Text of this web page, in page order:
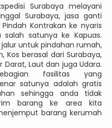
Surabaya melayani
Surabaya, jasa ganti
Kontrakan ke nyaris
satunya ke Kapuas.
untuk pindahan rumah,
Kos berasal dari Surabaya,
Laut dan juga Udara.
fasilitas yang
satunya adalah gratis
sehingga anda tidak
barang ke area kita
barang kerumah